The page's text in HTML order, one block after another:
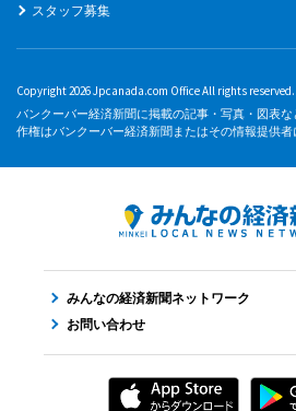
スタッフ募集
Copyright 2026 Jpcanada.com Office All rights reserved.
バンクーバー経済新聞に掲載の記事・写真・図表
作権はバンクーバー経済新聞またはその情報提供者
みんなの経済新聞ネットワーク
お問い合わせ